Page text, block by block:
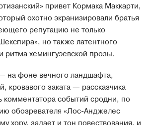
привет Кормака Маккарти,
охотно экранизировали братья
репутацию не только
но также латентного
ритма хемингуэевской прозы.
на фоне вечного ландшафта,
кровавого заката — рассказчика
комментатора событий сродни, по
обозревателя «Лос-Анджелес